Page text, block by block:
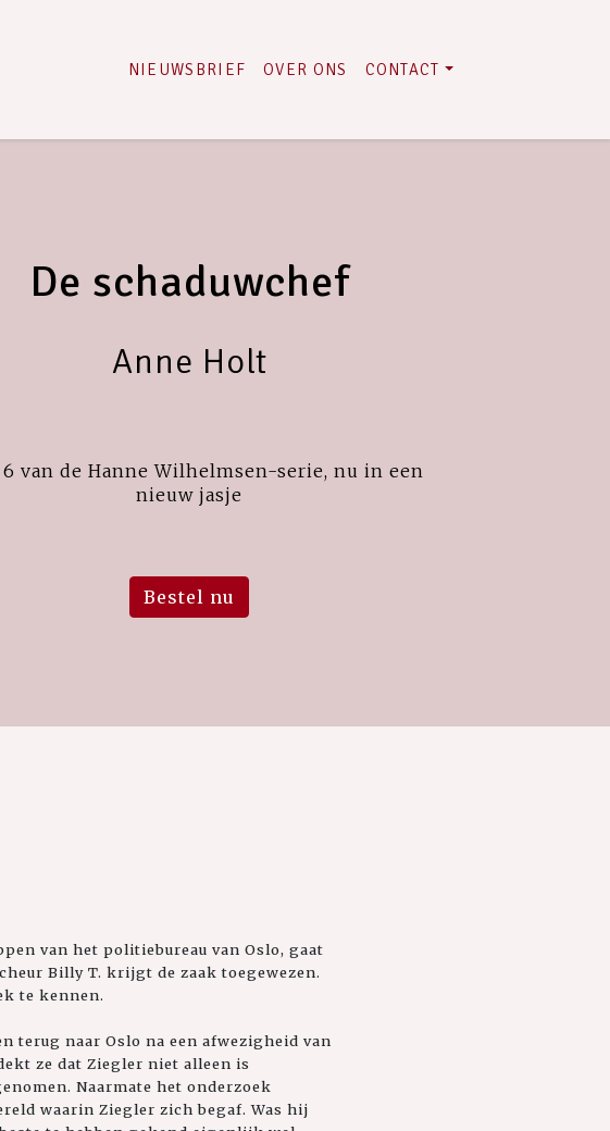
NIEUWSBRIEF OVER ONS CONTACT
De schaduwchef
Anne Holt
6 van de Hanne Wilhelmsen-serie, nu in een
nieuw jasje
Bestel nu
van het politiebureau van Oslo, gaat
Billy T. krijgt de zaak toegewezen.
te kennen.
terug naar Oslo na een afwezigheid van
ze dat Ziegler niet alleen is
Naarmate het onderzoek
waarin Ziegler zich begaf. Was hij